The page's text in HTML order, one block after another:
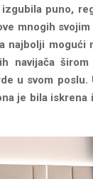
puno,
mnogih
najbolji mogući
navijača
u svom poslu.
je bila iskrena